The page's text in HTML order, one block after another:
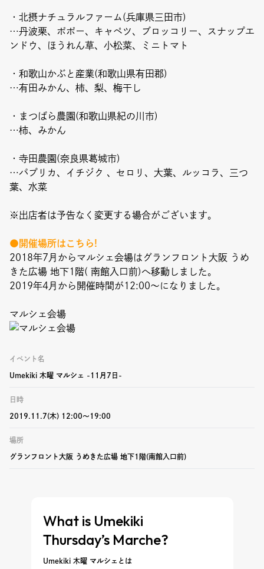
Copyright (C) GRAND FRONT OSAKA. All Rights Reserved
・北摂ナチュラルファーム(兵庫県三田市)
…丹波栗、ポポー、キャペツ、ブロッコリー、スナップエ
ンドウ、ほうれん草、小松菜、ミニトマト
・和歌山かぶと産業(和歌山県有田郡)
…有田みかん、柿、梨、梅干し
・まつばら農園(和歌山県紀の川市)
…柿、みかん
・寺田農園(奈良県葛城市)
…パプリカ、イチジク 、セロリ、大葉、ルッコラ、三つ
葉、水菜
※出店者は予告なく変更する場合がございます。
●開催場所はこちら!
2018年7月からマルシェ会場はグランフロント大阪 うめ
きた広場 地下1階( 南館入口前)へ移動しました。
2019年4月から開催時間が12:00〜になりました。
マルシェ会場
イベント名
Umekiki 木曜 マルシェ -11月7日-
日時
2019.11.7(木) 12:00〜19:00
場所
グランフロント大阪 うめきた広場 地下1階(南館入口前)
What is Umekiki
Thursday’s Marche?
Umekiki 木曜 マルシェとは